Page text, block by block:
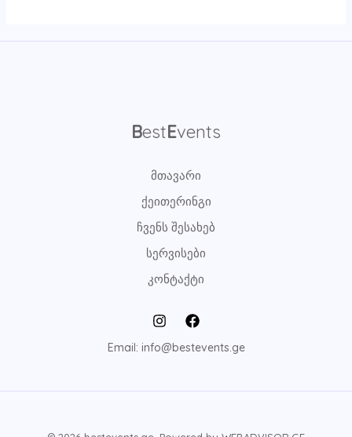
BestEvents
მთავარი
ქეითერინგი
ჩვენს შესახებ
სერვისები
კონტაქტი
Email: info@bestevents.ge